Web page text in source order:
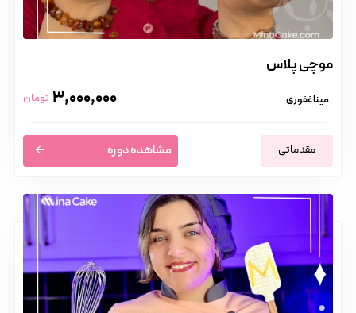
موچی پلاس
مینا غفوری 3,000,000 تومان
مقدماتی مشاهده دوره